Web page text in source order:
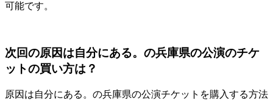
可能です。
次回の原因は自分にある。の兵庫県の公演のチケ
ットの買い方は？
原因は自分にある。の兵庫県の公演チケットを購入する方法